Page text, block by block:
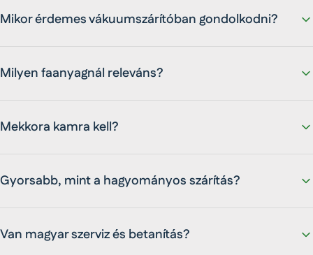
Mikor érdemes vákuumszárítóban gondolkodni?
Milyen faanyagnál releváns?
Mekkora kamra kell?
Gyorsabb, mint a hagyományos szárítás?
Van magyar szerviz és betanítás?